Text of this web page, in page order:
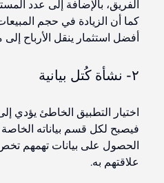
الفريق، بالإضافة إلى عدد
كما أن الزيادة في حجم
أفضل استثمار ينقل الأرباح
٢- نشأة كُتل بيانية
اختيار التطبيق الخاطئ يؤدي
فيصبح لكل قسم بياناته
الحصول على بيانات تهمهم
علاقتهم به.